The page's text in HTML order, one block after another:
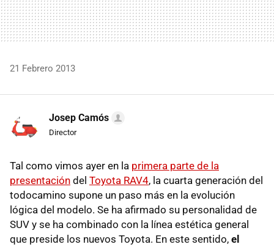
21 Febrero 2013
Josep Camós
Director
Tal como vimos ayer en la primera parte de la
presentación del Toyota RAV4, la cuarta generación del
todocamino supone un paso más en la evolución
lógica del modelo. Se ha afirmado su personalidad de
SUV y se ha combinado con la línea estética general
que preside los nuevos Toyota. En este sentido, el